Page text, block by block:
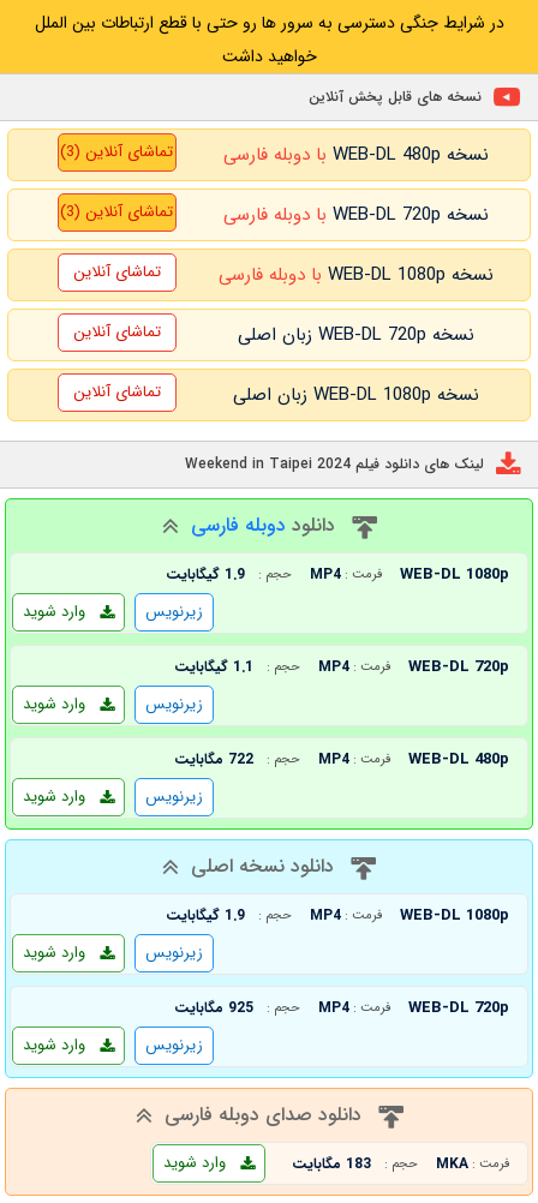
در شرایط جنگی دسترسی به سرور ها رو حتی با قطع ارتباطات بین الملل
خواهید داشت
نسخه های قابل پخش آنلاین
نسخه WEB-DL 480p با دوبله فارسی تماشای آنلاین (3)
نسخه WEB-DL 720p با دوبله فارسی تماشای آنلاین (3)
نسخه WEB-DL 1080p با دوبله فارسی تماشای آنلاین
نسخه WEB-DL 720p زبان اصلی تماشای آنلاین
نسخه WEB-DL 1080p زبان اصلی تماشای آنلاین
لینک های دانلود فیلم Weekend in Taipei 2024
دانلود دوبله فارسی
WEB-DL 1080p فرمت : MP4 حجم : 1.9 گیگابایت
وارد شوید زیرنویس
WEB-DL 720p فرمت : MP4 حجم : 1.1 گیگابایت
وارد شوید زیرنویس
WEB-DL 480p فرمت : MP4 حجم : 722 مگابایت
وارد شوید زیرنویس
دانلود نسخه اصلی
WEB-DL 1080p فرمت : MP4 حجم : 1.9 گیگابایت
وارد شوید زیرنویس
WEB-DL 720p فرمت : MP4 حجم : 925 مگابایت
وارد شوید زیرنویس
دانلود صدای دوبله فارسی
فرمت : MKA حجم : 183 مگابایت وارد شوید